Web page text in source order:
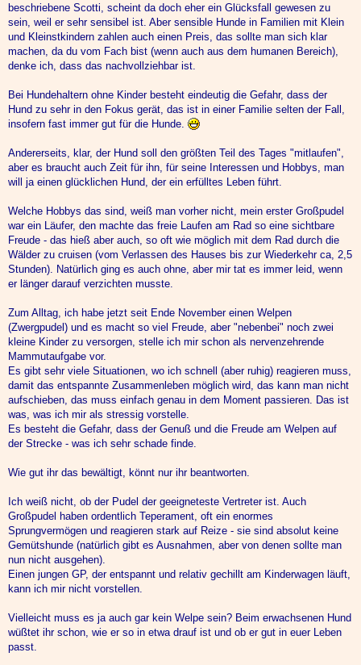
beschriebene Scotti, scheint da doch eher ein Glücksfall gewesen zu
sein, weil er sehr sensibel ist. Aber sensible Hunde in Familien mit Klein
und Kleinstkindern zahlen auch einen Preis, das sollte man sich klar
machen, da du vom Fach bist (wenn auch aus dem humanen Bereich),
denke ich, dass das nachvollziehbar ist.
Bei Hundehaltern ohne Kinder besteht eindeutig die Gefahr, dass der
Hund zu sehr in den Fokus gerät, das ist in einer Familie selten der Fall,
insofern fast immer gut für die Hunde.
Andererseits, klar, der Hund soll den größten Teil des Tages "mitlaufen",
aber es braucht auch Zeit für ihn, für seine Interessen und Hobbys, man
will ja einen glücklichen Hund, der ein erfülltes Leben führt.
Welche Hobbys das sind, weiß man vorher nicht, mein erster Großpudel
war ein Läufer, den machte das freie Laufen am Rad so eine sichtbare
Freude - das hieß aber auch, so oft wie möglich mit dem Rad durch die
Wälder zu cruisen (vom Verlassen des Hauses bis zur Wiederkehr ca, 2,5
Stunden). Natürlich ging es auch ohne, aber mir tat es immer leid, wenn
er länger darauf verzichten musste.
Zum Alltag, ich habe jetzt seit Ende November einen Welpen
(Zwergpudel) und es macht so viel Freude, aber "nebenbei" noch zwei
kleine Kinder zu versorgen, stelle ich mir schon als nervenzehrende
Mammutaufgabe vor.
Es gibt sehr viele Situationen, wo ich schnell (aber ruhig) reagieren muss,
damit das entspannte Zusammenleben möglich wird, das kann man nicht
aufschieben, das muss einfach genau in dem Moment passieren. Das ist
was, was ich mir als stressig vorstelle.
Es besteht die Gefahr, dass der Genuß und die Freude am Welpen auf
der Strecke - was ich sehr schade finde.
Wie gut ihr das bewältigt, könnt nur ihr beantworten.
Ich weiß nicht, ob der Pudel der geeigneteste Vertreter ist. Auch
Großpudel haben ordentlich Teperament, oft ein enormes
Sprungvermögen und reagieren stark auf Reize - sie sind absolut keine
Gemütshunde (natürlich gibt es Ausnahmen, aber von denen sollte man
nun nicht ausgehen).
Einen jungen GP, der entspannt und relativ gechillt am Kinderwagen läuft,
kann ich mir nicht vorstellen.
Vielleicht muss es ja auch gar kein Welpe sein? Beim erwachsenen Hund
wüßtet ihr schon, wie er so in etwa drauf ist und ob er gut in euer Leben
passt.